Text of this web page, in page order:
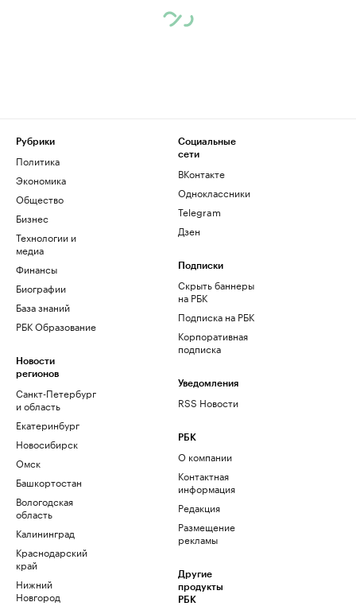
Рубрики
Политика
Экономика
Общество
Бизнес
Технологии и
медиа
Финансы
Биографии
База знаний
РБК Образование
Новости
регионов
Санкт-Петербург
и область
Екатеринбург
Новосибирск
Омск
Башкортостан
Вологодская
область
Калининград
Краснодарский
край
Нижний
Новгород
Социальные
сети
ВКонтакте
Одноклассники
Telegram
Дзен
Подписки
Скрыть баннеры
на РБК
Подписка на РБК
Корпоративная
подписка
Уведомления
RSS Новости
РБК
О компании
Контактная
информация
Редакция
Размещение
рекламы
Другие
продукты
РБК